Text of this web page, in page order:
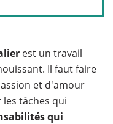
est un travail
Il faut faire
et d'amour
tâches qui
qui